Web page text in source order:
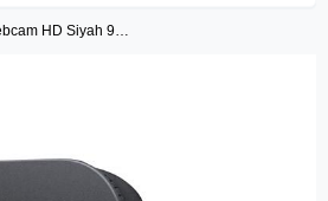
Facebook İle Bağlan
Logitech C505 Webcam HD Siyah 960-001364